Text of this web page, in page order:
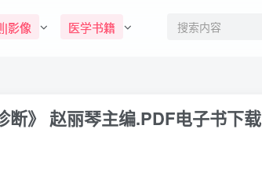
|影像 医学书籍
断》 赵丽琴主编.PDF电子书下载